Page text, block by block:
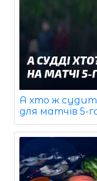
А хто ж
для матчів 5-